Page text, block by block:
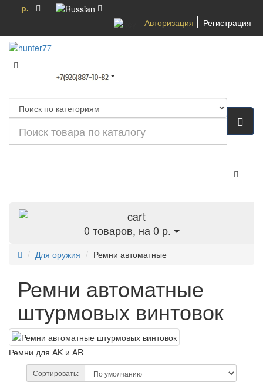
р.
Авторизация
Регистрация
0 товаров, на 0 р.
Для оружия Ремни автоматные
Ремни автоматные
штурмовых винтовок
Ремни для AK и AR
Сортировать: